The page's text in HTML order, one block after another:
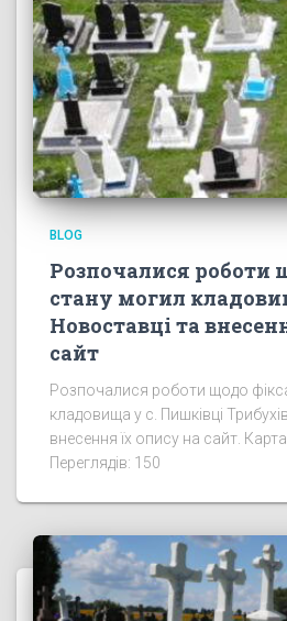
BLOG
Розпочалися роботи
стану могил
Новоставці та
сайт
Розпочалися роботи щодо
кладовища у с. Пишківці
внесення їх опису на сайт.
Переглядів: 150